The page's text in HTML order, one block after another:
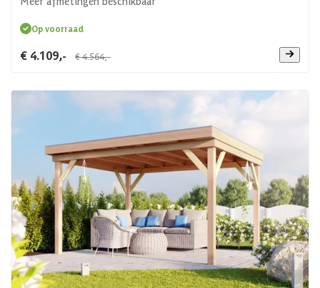
Op voorraad
€ 4.109,- € 4.564,-